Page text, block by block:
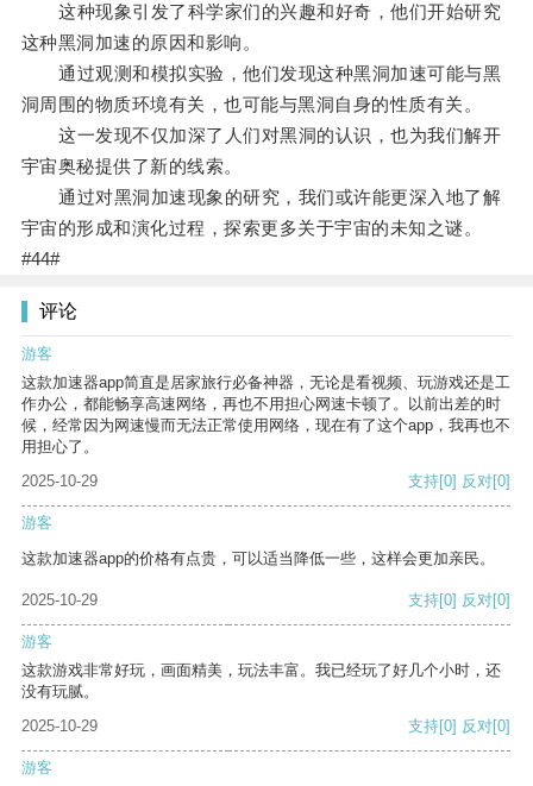
这种现象引发了科学家们的兴趣和好奇，他们开始研究
这种黑洞加速的原因和影响。
通过观测和模拟实验，他们发现这种黑洞加速可能与黑
洞周围的物质环境有关，也可能与黑洞自身的性质有关。
这一发现不仅加深了人们对黑洞的认识，也为我们解开
宇宙奥秘提供了新的线索。
通过对黑洞加速现象的研究，我们或许能更深入地了解
宇宙的形成和演化过程，探索更多关于宇宙的未知之谜。
#44#
评论
游客
这款加速器app简直是居家旅行必备神器，无论是看视频、玩游戏还是工
作办公，都能畅享高速网络，再也不用担心网速卡顿了。以前出差的时
候，经常因为网速慢而无法正常使用网络，现在有了这个app，我再也不
用担心了。
2025-10-29
支持[0] 反对[0]
游客
这款加速器app的价格有点贵，可以适当降低一些，这样会更加亲民。
2025-10-29 支持[0] 反对[0]
游客
这款游戏非常好玩，画面精美，玩法丰富。我已经玩了好几个小时，还
没有玩腻。
2025-10-29
支持[0] 反对[0]
游客